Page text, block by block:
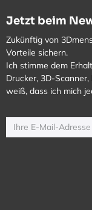
Jetzt beim
Zukünftig von
Vorteile sichern.
Ich stimme dem
Drucker, 3D-
weiß, dass ich mich